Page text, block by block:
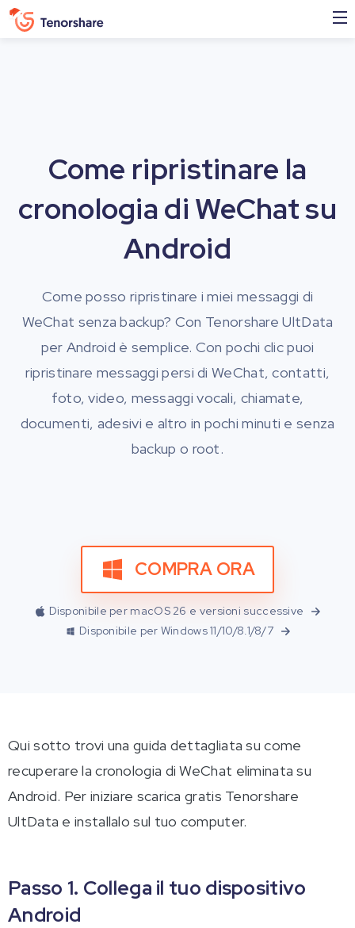
Come ripristinare la
cronologia di WeChat su
Android
Come posso ripristinare i miei messaggi di
WeChat senza backup? Con Tenorshare UltData
per Android è semplice. Con pochi clic puoi
ripristinare messaggi persi di WeChat, contatti,
foto, video, messaggi vocali, chiamate,
documenti, adesivi e altro in pochi minuti e senza
backup o root.
COMPRA ORA
Disponibile per macOS 26 e versioni successive
Disponibile per Windows 11/10/8.1/8/7
Qui sotto trovi una guida dettagliata su come
recuperare la cronologia di WeChat eliminata su
Android. Per iniziare scarica gratis Tenorshare
UltData e installalo sul tuo computer.
Passo 1. Collega il tuo dispositivo
Android